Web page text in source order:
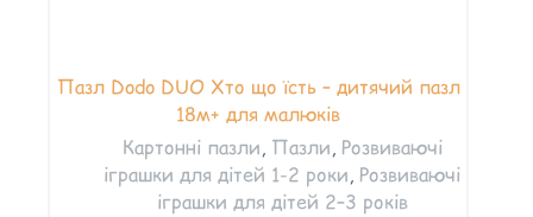
Пазл Dodo DUO Хто що їсть – дитячий пазл
18м+ для малюків
Картонні пазли, Пазли, Розвиваючі
іграшки для дітей 1-2 роки, Розвиваючі
іграшки для дітей 2–3 років